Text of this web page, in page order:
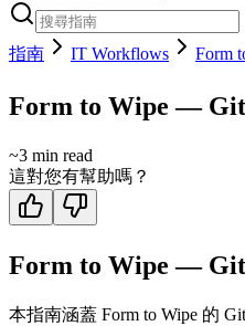
指南 IT Workflows Form
Form to Wipe —
~3 min read
這對您有幫助嗎？
Form to Wipe —
本指南涵蓋 Form to Wipe 的